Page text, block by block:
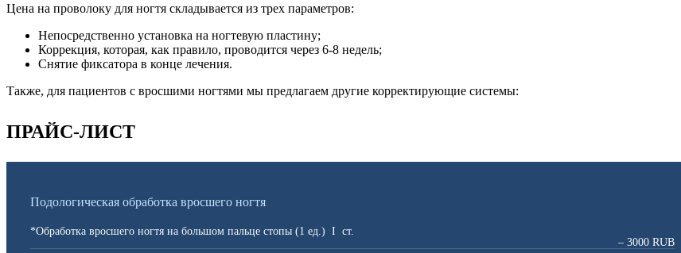
Цена на проволоку для ногтя складывается из трех параметров:
Непосредственно установка на ногтевую пластину;
Коррекция, которая, как правило, проводится через 6-8 недель;
Снятие фиксатора в конце лечения.
Также, для пациентов с вросшими ногтями мы предлагаем другие корректирующие системы:
ПРАЙС-ЛИСТ
Подологическая обработка вросшего ногтя
*Обработка вросшего ногтя на большом пальце стопы (1 ед.) I ст.
– 3000 RUB